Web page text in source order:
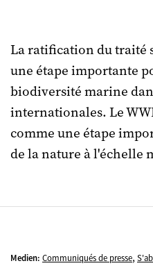
La ratification du traité
une étape importante
biodiversité marine
internationales. Le
comme une étape
de la nature à l'échelle
Medien: Communiqués de presse,